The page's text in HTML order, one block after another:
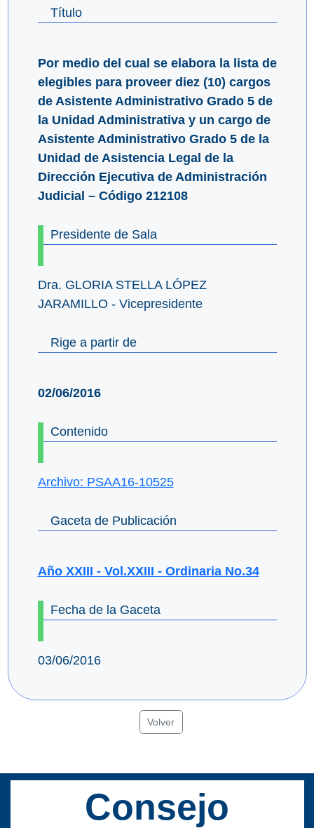
Título
Por medio del cual se elabora la lista de
elegibles para proveer diez (10) cargos
de Asistente Administrativo Grado 5 de
la Unidad Administrativa y un cargo de
Asistente Administrativo Grado 5 de la
Unidad de Asistencia Legal de la
Dirección Ejecutiva de Administración
Judicial – Código 212108
Presidente de Sala
Dra. GLORIA STELLA LÓPEZ
JARAMILLO - Vicepresidente
Rige a partir de
02/06/2016
Contenido
Archivo: PSAA16-10525
Gaceta de Publicación
Año XXIII - Vol.XXIII - Ordinaria No.34
Fecha de la Gaceta
03/06/2016
Volver
Consejo